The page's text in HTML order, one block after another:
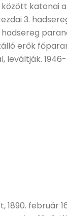
között katonai
3.
erők
leváltják.
február